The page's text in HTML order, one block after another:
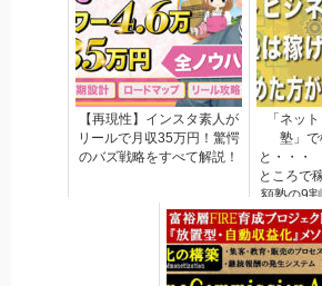
【再現性】インスタ素人が
リールで月収35万円！驚愕
のバズ戦略をすべて解説！
「ネッ
塾」
と・・・
ところで
額塾の9
情報がわ